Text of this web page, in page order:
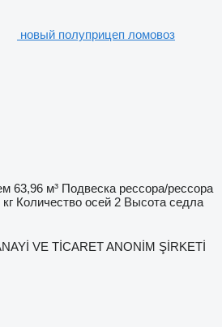
новый полуприцеп ломовоз
63,96 м³ Подвеска рессора/рессора
Количество осей 2 Высота седла
VE TİCARET ANONİM ŞİRKETİ